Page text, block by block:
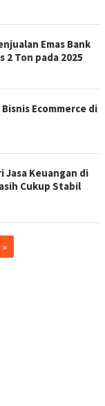
Emas Bank
2 Ton pada 2025
Ecommerce di
Jasa Keuangan di
Cukup Stabil
»